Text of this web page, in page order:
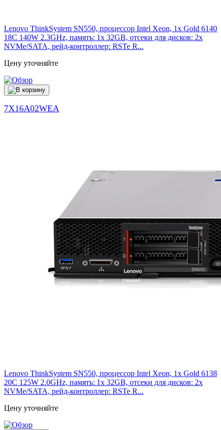
Lenovo ThinkSystem SN550, процессор Intel Xeon, 1x Gold 6140
18C 140W 2.3GHz, память: 1x 32GB, отсеки для дисков: 2x
NVMe/SATA, рейд-контроллер: RSTe R...
Цену уточняйте
7X16A02WEA
Lenovo ThinkSystem SN550, процессор Intel Xeon, 1x Gold 6138
20C 125W 2.0GHz, память: 1x 32GB, отсеки для дисков: 2x
NVMe/SATA, рейд-контроллер: RSTe R...
Цену уточняйте